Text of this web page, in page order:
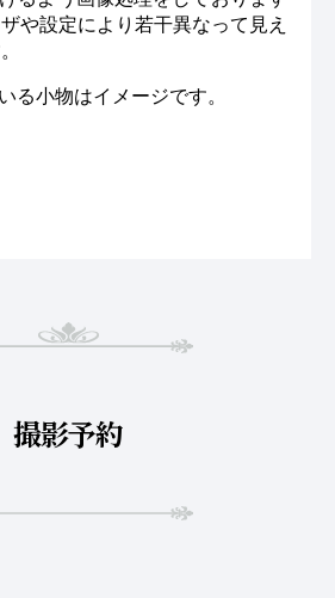
や設定により若干異なって見え
る小物はイメージです。
撮影予約